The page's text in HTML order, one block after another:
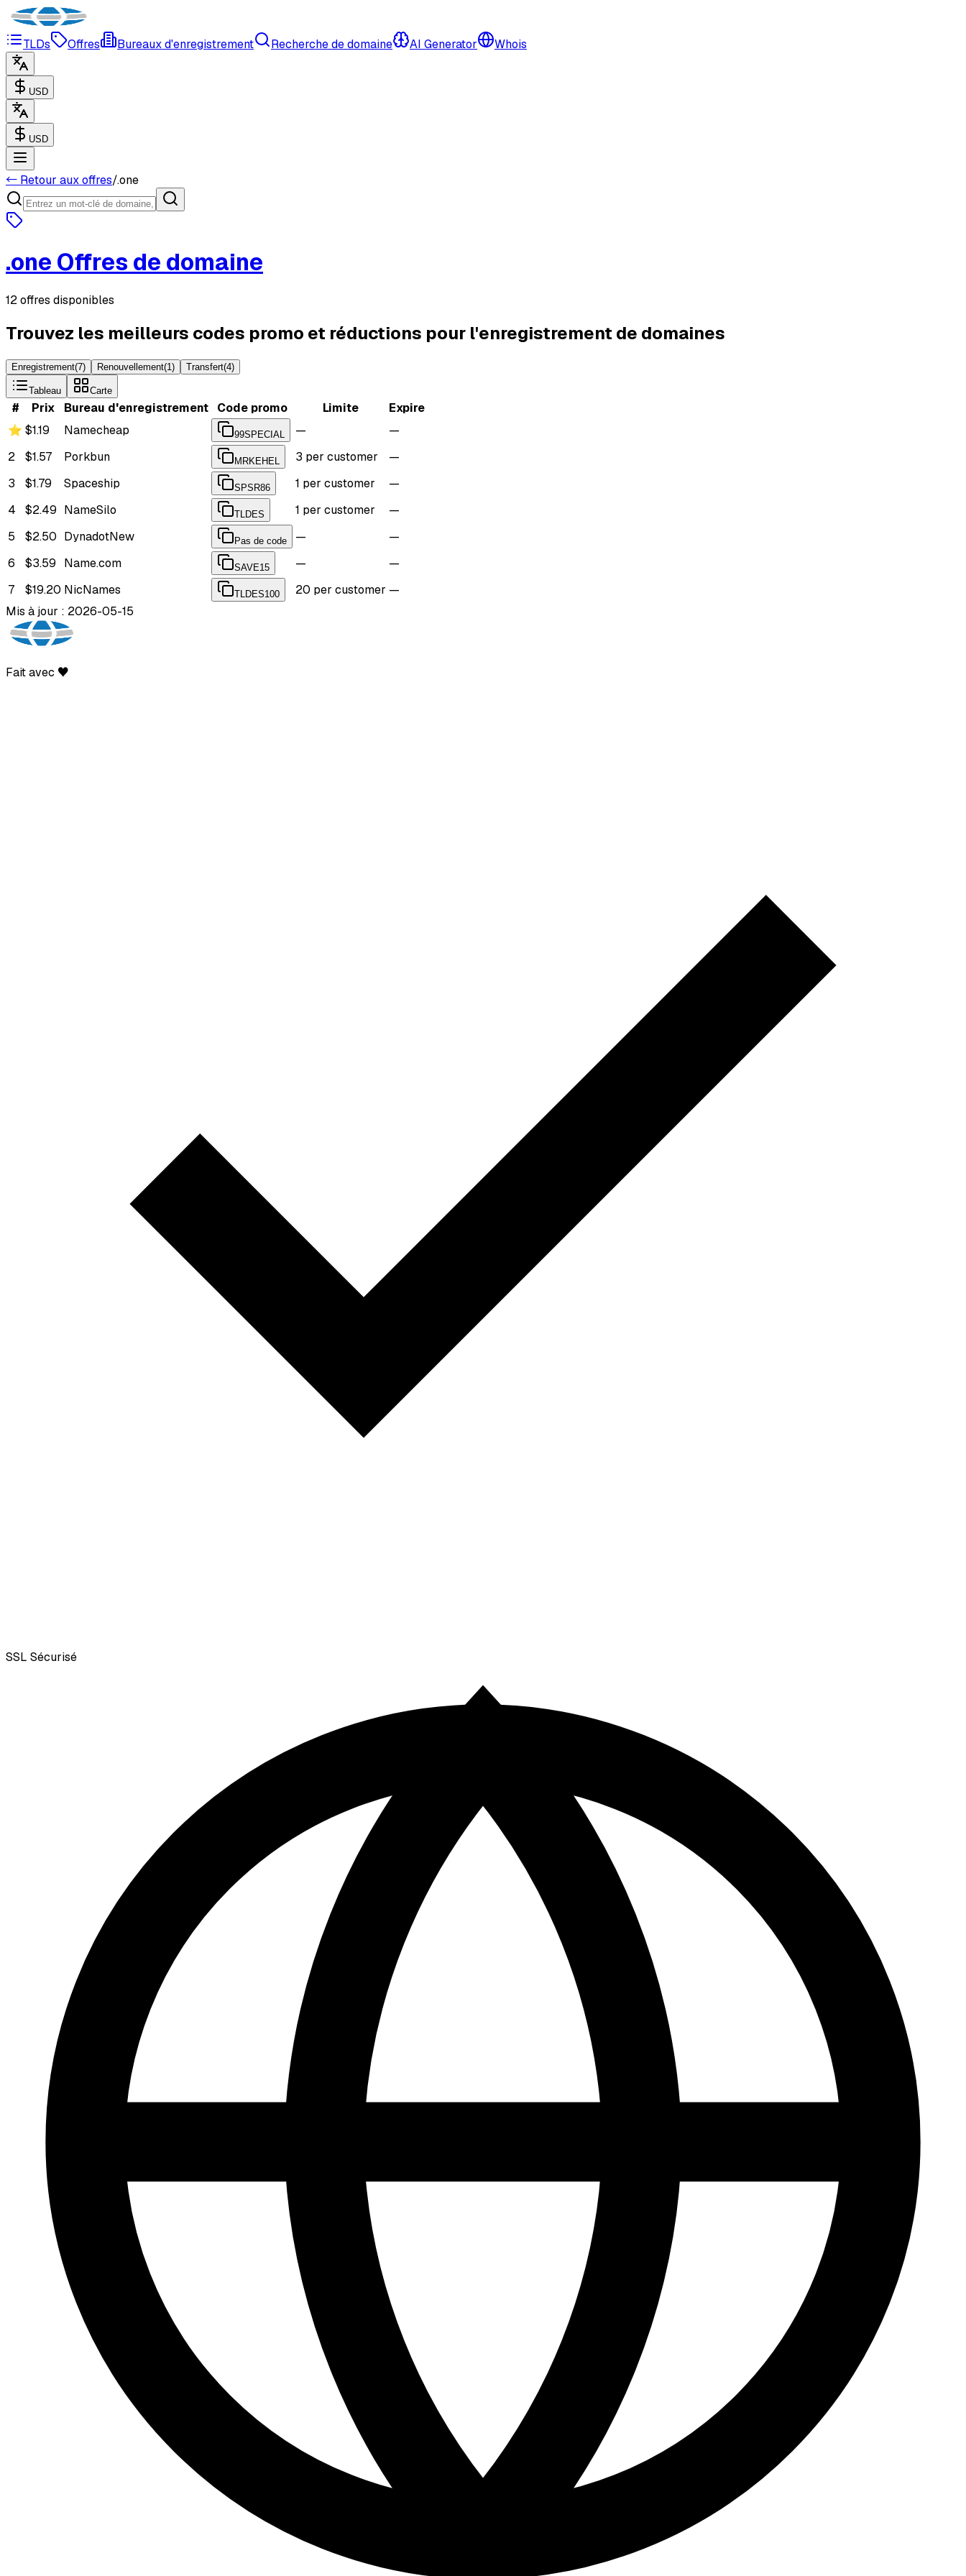
TLDs Offres Bureaux d'enregistrement Recherche de domaine AI Generator Whois
USD
USD
← Retour aux offres/.one
.one Offres de domaine
12 offres disponibles
Trouvez les meilleurs codes promo et réductions pour l'enregistrement de domaines
Enregistrement(7) Renouvellement(1) Transfert(4)
Tableau Carte
# Prix Bureau d'enregistrement Code promo Limite
Expire
⭐ $1.19 Namecheap 99SPECIAL —
—
2
$1.57 Porkbun MRKEHEL 3 per customer
—
3
$1.79 Spaceship SPSR86 1 per customer
—
4
$2.49 NameSilo TLDES 1 per customer
—
5
$2.50 DynadotNew Pas de code —
—
6
$3.59 Name.com SAVE15 —
—
7
$19.20 NicNames TLDES100 20 per customer —
Mis à jour : 2026-05-15
Fait avec ♥
SSL Sécurisé